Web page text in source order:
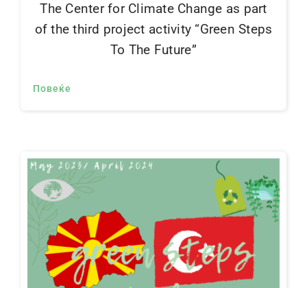
The Center for Climate Change as part
of the third project activity “Green Steps
To The Future”
Повеќе